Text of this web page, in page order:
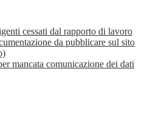
cessati dal rapporto di lavoro
da pubblicare sul sito
mancata comunicazione dei dati